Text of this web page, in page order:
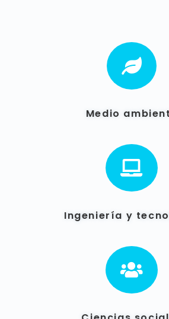

Medio

Ingeniería y
